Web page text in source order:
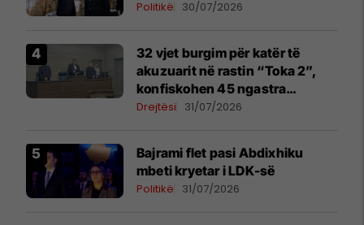
Politikë 30/07/2026
32 vjet burgim për katër të
akuzuarit në rastin “Toka 2”,
konfiskohen 45 ngastra
kadastrale
Drejtësi 31/07/2026
Bajrami flet pasi Abdixhiku
mbeti kryetar i LDK-së
Politikë 31/07/2026